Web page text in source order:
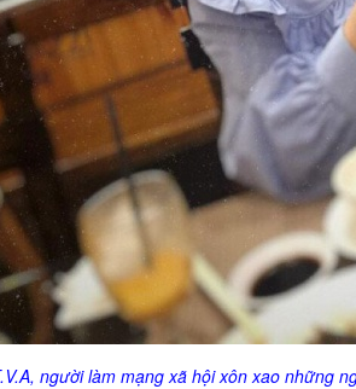
người làm mạng xã hội xôn xao những